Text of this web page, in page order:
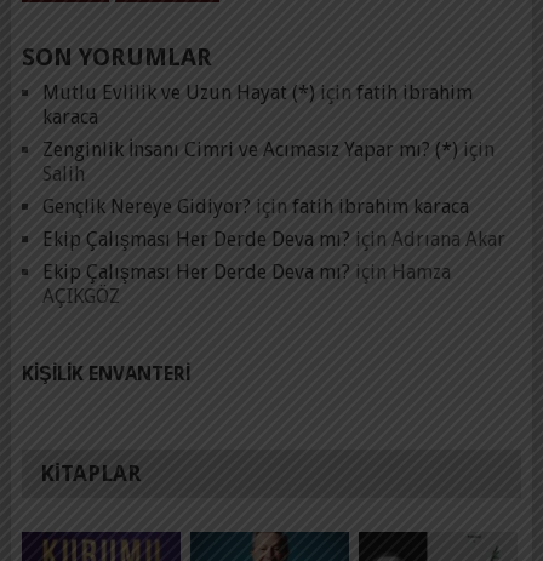
SON YORUMLAR
Mutlu Evlilik ve Uzun Hayat (*) için fatih ibrahim
karaca
Zenginlik İnsanı Cimri ve Acımasız Yapar mı? (*) için
Salih
Gençlik Nereye Gidiyor? için fatih ibrahim karaca
Ekip Çalışması Her Derde Deva mı? için Adrıana Akar
Ekip Çalışması Her Derde Deva mı? için Hamza
AÇIKGÖZ
KIŞILIK ENVANTERI
KITAPLAR